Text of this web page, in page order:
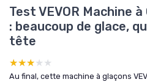
Test VEVOR Machine
: beaucoup de glace,
tête
★★★★★
★★★★★
Au final, cette machine à glaçons